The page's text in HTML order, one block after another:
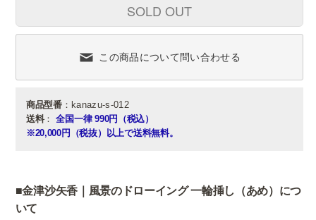
SOLD OUT
この商品について問い合わせる
商品型番：kanazu-s-012
送料： 全国一律 990円（税込）
※20,000円（税抜）以上で送料無料。
■金津沙矢香｜風景のドローイング 一輪挿し（あめ）につ
いて